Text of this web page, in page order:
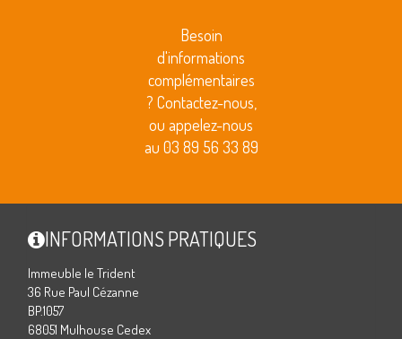
Besoin
d'informations
complémentaires
? Contactez-nous,
ou appelez-nous
au 03 89 56 33 89
INFORMATIONS PRATIQUES
Immeuble le Trident
36 Rue Paul Cézanne
BP.1057
68051 Mulhouse Cedex